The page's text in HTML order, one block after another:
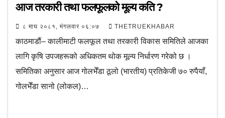
आज तरकारी तथा फलफूलको मूल्य कति ?
८ माघ २०८१, मंगलवार ०६:०७ THETRUEKHABAR
काठमाडौं– कालीमाटी फलफूल तथा तरकारी विकास समितिले आजका
लागि कृषि उपजहरूको अधिकतम थोक मूल्य निर्धारण गरेको छ ।
समितिका अनुसार आज गोलभेँडा ठूलो (भारतीय) प्रतिकेजी ७० रुपैयाँ,
गोलभेँडा सानो (लोकल)…